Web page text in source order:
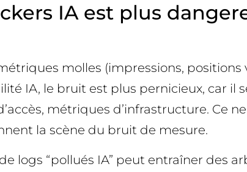
IA est plus
molles (impressions,
IA, le bruit est plus pernicieux, car il
métriques d’infrastructure. Ce
la scène du bruit de mesure.
logs “pollués IA” peut entraîner des